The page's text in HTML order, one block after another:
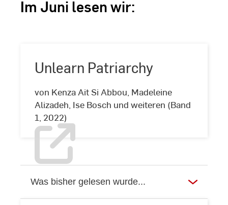
Im Juni lesen wir:
Unlearn Patriarchy
von Kenza Ait Si Abbou, Madeleine
Alizadeh, Ise Bosch und weiteren (Band
1, 2022)
Unlearn
Patriarchy
Was bisher gelesen wurde...